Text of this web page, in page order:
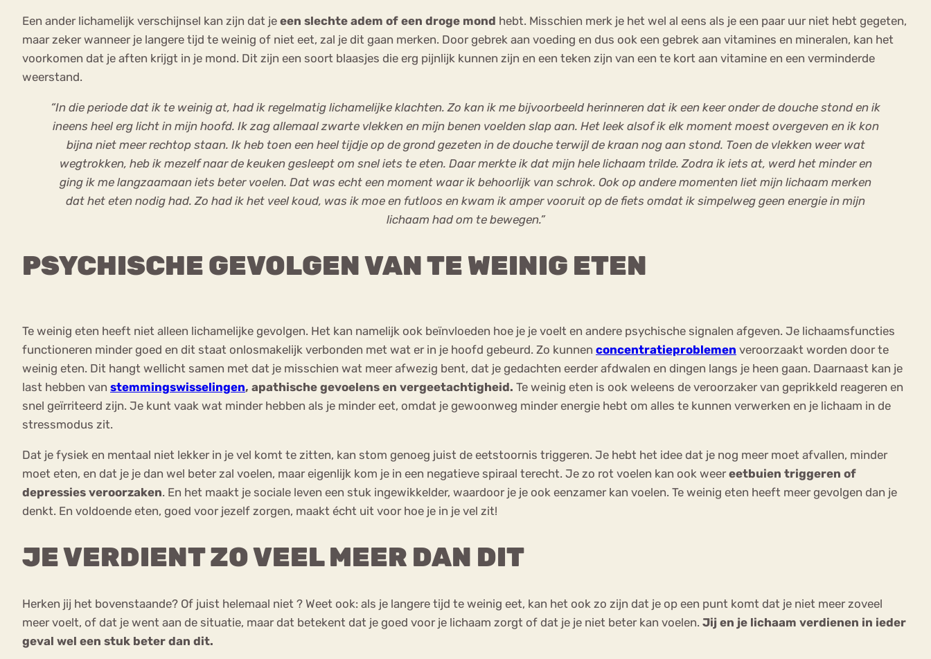
Een ander lichamelijk verschijnsel kan zijn dat je een slechte adem of een droge mond hebt. Misschien merk je het wel al eens als je een paar uur niet hebt gegeten,
maar zeker wanneer je langere tijd te weinig of niet eet, zal je dit gaan merken. Door gebrek aan voeding en dus ook een gebrek aan vitamines en mineralen, kan het
voorkomen dat je aften krijgt in je mond. Dit zijn een soort blaasjes die erg pijnlijk kunnen zijn en een teken zijn van een te kort aan vitamine en een verminderde
weerstand.
“In die periode dat ik te weinig at, had ik regelmatig lichamelijke klachten. Zo kan ik me bijvoorbeeld herinneren dat ik een keer onder de douche stond en ik
ineens heel erg licht in mijn hoofd. Ik zag allemaal zwarte vlekken en mijn benen voelden slap aan. Het leek alsof ik elk moment moest overgeven en ik kon
bijna niet meer rechtop staan. Ik heb toen een heel tijdje op de grond gezeten in de douche terwijl de kraan nog aan stond. Toen de vlekken weer wat
wegtrokken, heb ik mezelf naar de keuken gesleept om snel iets te eten. Daar merkte ik dat mijn hele lichaam trilde. Zodra ik iets at, werd het minder en
ging ik me langzaamaan iets beter voelen. Dat was echt een moment waar ik behoorlijk van schrok. Ook op andere momenten liet mijn lichaam merken
dat het eten nodig had. Zo had ik het veel koud, was ik moe en futloos en kwam ik amper vooruit op de fiets omdat ik simpelweg geen energie in mijn
lichaam had om te bewegen.”
PSYCHISCHE GEVOLGEN VAN TE WEINIG ETEN
Te weinig eten heeft niet alleen lichamelijke gevolgen. Het kan namelijk ook beïnvloeden hoe je je voelt en andere psychische signalen afgeven. Je lichaamsfuncties
functioneren minder goed en dit staat onlosmakelijk verbonden met wat er in je hoofd gebeurd. Zo kunnen concentratieproblemen veroorzaakt worden door te
weinig eten. Dit hangt wellicht samen met dat je misschien wat meer afwezig bent, dat je gedachten eerder afdwalen en dingen langs je heen gaan. Daarnaast kan je
last hebben van stemmingswisselingen, apathische gevoelens en vergeetachtigheid. Te weinig eten is ook weleens de veroorzaker van geprikkeld reageren en
snel geïrriteerd zijn. Je kunt vaak wat minder hebben als je minder eet, omdat je gewoonweg minder energie hebt om alles te kunnen verwerken en je lichaam in de
stressmodus zit.
Dat je fysiek en mentaal niet lekker in je vel komt te zitten, kan stom genoeg juist de eetstoornis triggeren. Je hebt het idee dat je nog meer moet afvallen, minder
moet eten, en dat je je dan wel beter zal voelen, maar eigenlijk kom je in een negatieve spiraal terecht. Je zo rot voelen kan ook weereetbuien triggeren of
depressies veroorzaken. En het maakt je sociale leven een stuk ingewikkelder, waardoor je je ook eenzamer kan voelen. Te weinig eten heeft meer gevolgen dan je
denkt. En voldoende eten, goed voor jezelf zorgen, maakt écht uit voor hoe je in je vel zit!
JE VERDIENT ZO VEEL MEER DAN DIT
Herken jij het bovenstaande? Of juist helemaal niet ? Weet ook: als je langere tijd te weinig eet, kan het ook zo zijn dat je op een punt komt dat je niet meer zoveel
meer voelt, of dat je went aan de situatie, maar dat betekent dat je goed voor je lichaam zorgt of dat je je niet beter kan voelen. Jij en je lichaam verdienen in ieder
geval wel een stuk beter dan dit.